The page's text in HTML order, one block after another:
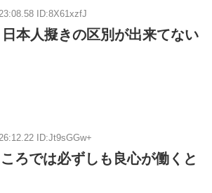
ID:8X61xzfJ
本人擬きの区別が出来てない
ID:Jt9sGGw+
ろでは必ずしも良心が働くと